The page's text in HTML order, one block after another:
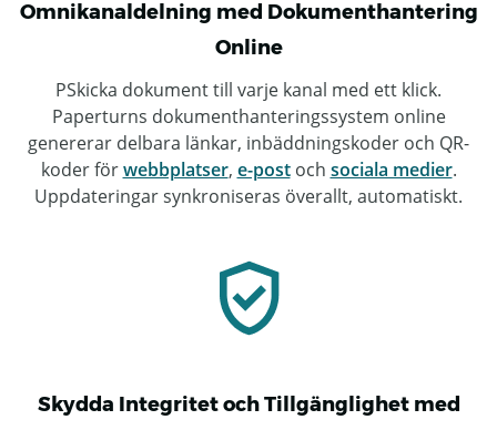
Omnikanaldelning med Dokumenthantering
Online
PSkicka dokument till varje kanal med ett klick.
Paperturns dokumenthanteringssystem online
genererar delbara länkar, inbäddningskoder och QR-
koder förwebbplatser, e-postoch sociala medier.
Uppdateringar synkroniseras överallt, automatiskt.
Skydda Integritet och Tillgänglighet med